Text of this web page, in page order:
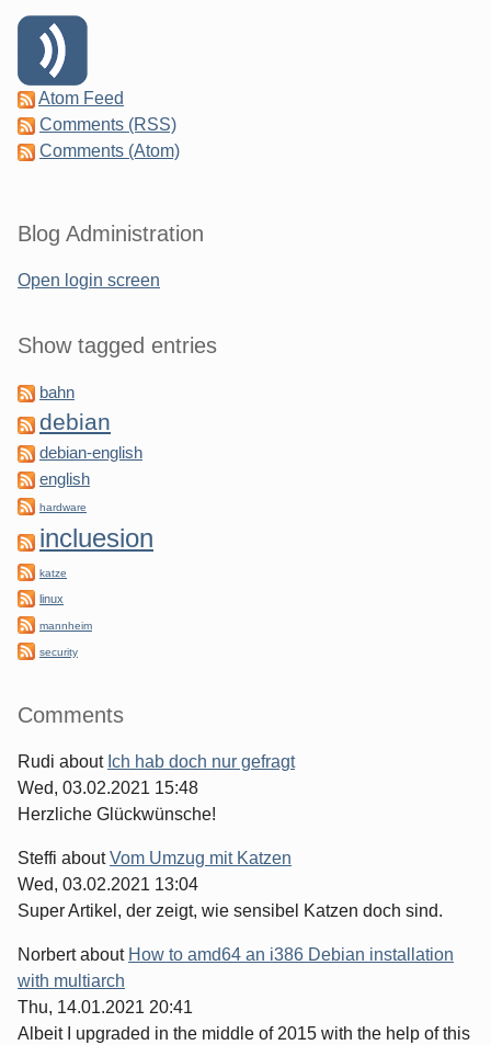
Atom Feed
Comments (RSS)
Comments (Atom)
Blog Administration
Open login screen
Show tagged entries
bahn
debian
debian-english
english
hardware
incluesion
katze
linux
mannheim
security
Comments
Rudi about Ich hab doch nur gefragt
Wed, 03.02.2021 15:48
Herzliche Glückwünsche!
Steffi aboutVom Umzug mit Katzen
Wed, 03.02.2021 13:04
Super Artikel, der zeigt, wie sensibel Katzen doch sind.
Norbertabout How to amd64 an i386 Debian installation
with multiarch
Thu, 14.01.2021 20:41
Albeit I upgraded in the middle of 2015 with the help of this